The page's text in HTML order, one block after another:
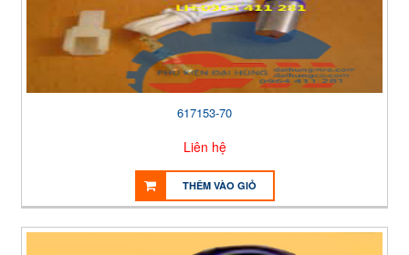
617153-70
Liên hệ
THÊM VÀO GIỎ